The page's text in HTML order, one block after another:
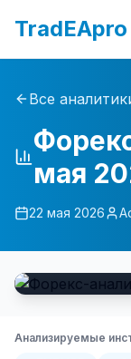
TradEApro
Все
мая
22 мая 2026
Анализируемые